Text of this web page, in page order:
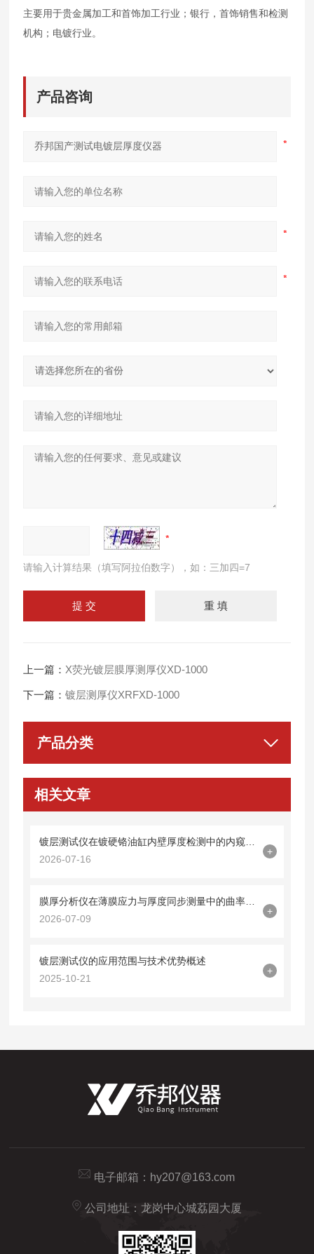
主要用于贵金属加工和首饰加工行业；银行，首饰销售和检测
机构；电镀行业。
产品咨询
请输入计算结果（填写阿拉伯数字），如：三加四=7
上一篇： X荧光镀层膜厚测厚仪XD-1000
下一篇：镀层测厚仪XRFXD-1000
产品分类
相关文章
2026-07-16
+
2026-07-09
+
镀层测试仪的应用范围与技术优势概述
2025-10-21
+
电子邮箱： hy207@163.com
公司地址：龙岗中心城荔园大厦